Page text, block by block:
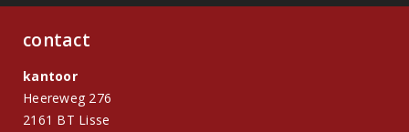
contact
kantoor
Heereweg 276
2161 BT Lisse